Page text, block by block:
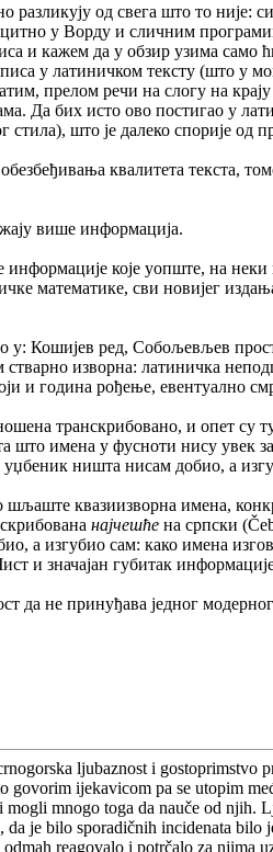
разликују од свега што то није:
у Ворду и сличним
и кажем да у обзир узима само
у латиничком тексту (што у
прелом речи на слогу на
Да бих исто ово постигао у
што је далеко спорије од
квалитета текста,
више информација.
које уопште, на
математике, сви новијег
Кошијев ред, Собољевљев
изворна: латиничка
и година рођење, евентуално
транскрибовано, и опет
што имена у фусноти нису увек
ништа нисам добио, а
квазиизворна имена,
најчешће на српски
а изгубио сам: како имена
и значајан губитак
да не принуђава једног
ljubaznost i
govorim ijekavicom pa se utopim
mnogo toga da nauče od njih.
je bilo sporadičnih incidenata
reagovalo i potrčalo za